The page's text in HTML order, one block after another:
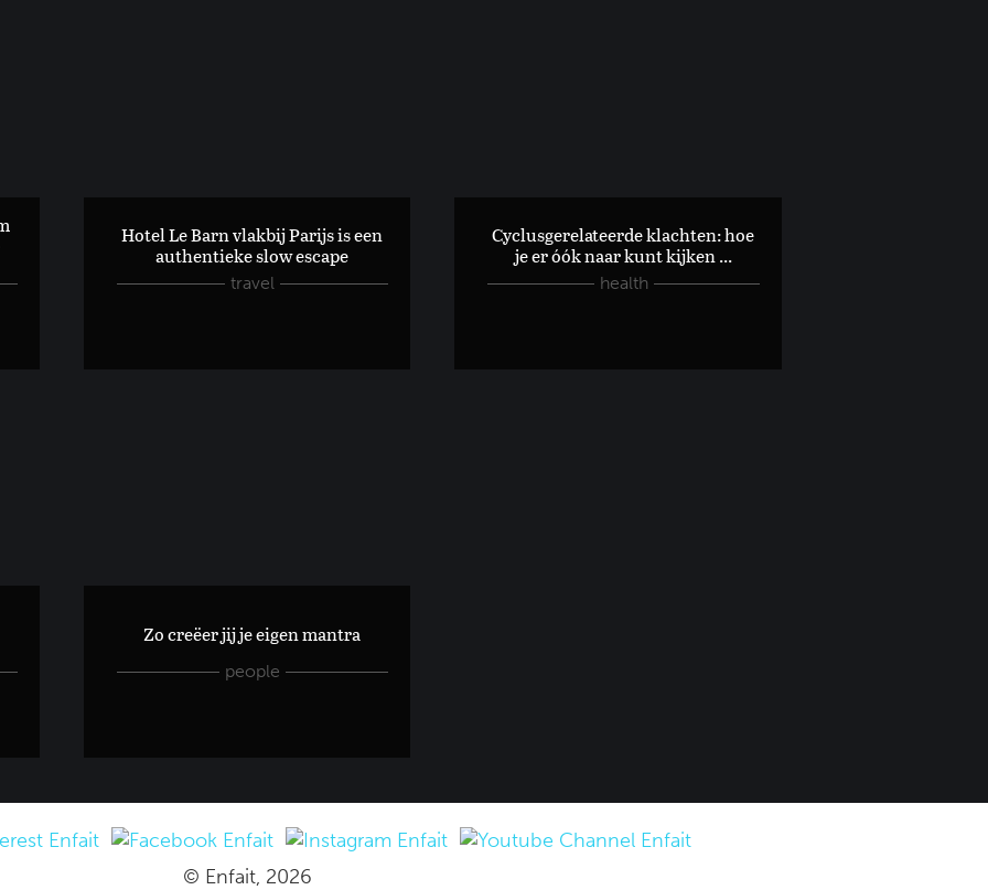
Hoe trauma's uit de kindertijd jouw gezondheid nog altijd beï...
Hotel Le Barn vlakbij Parijs is een
authentieke slow escape
travel
Cyclusgerelateerde klachten: hoe
je er óók naar kunt kijken ...
health
Zo creëer jij je eigen mantra
people
© Enfait, 2026